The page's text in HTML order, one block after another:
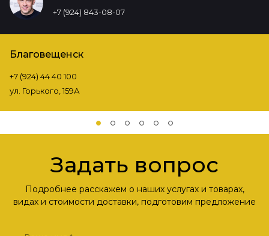
+7 (924) 843-08-07
Благовещенск
+7 (924) 44 40 100
ул. Горького, 159А
Задать вопрос
Подробнее расскажем о наших услугах и товарах,
видах и стоимости доставки, подготовим предложение